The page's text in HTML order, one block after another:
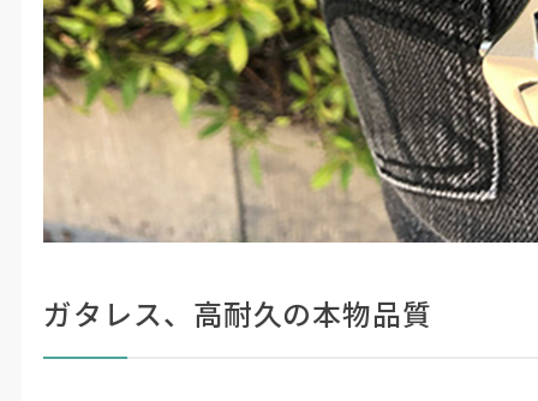
ガタレス、高耐久の本物品質